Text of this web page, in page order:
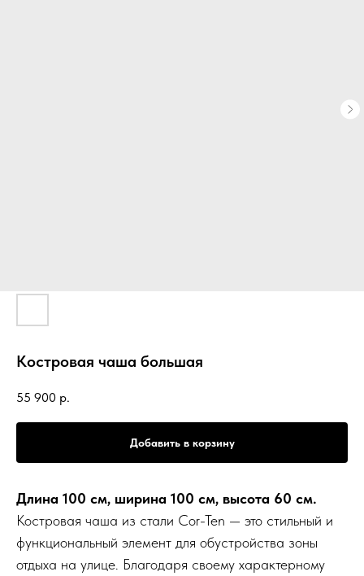
Костровая чаша большая
55 900 р.
Добавить в корзину
Длина 100 см, ширина 100 см, высота 60 см.
Костровая чаша из стали Cor-Ten — это стильный и
функциональный элемент для обустройства зоны
отдыха на улице. Благодаря своему характерному